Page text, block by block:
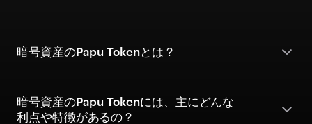
暗号資産のPapu Tokenとは？
暗号資産のPapu Tokenには、主にどんな
利点や特徴があるの？